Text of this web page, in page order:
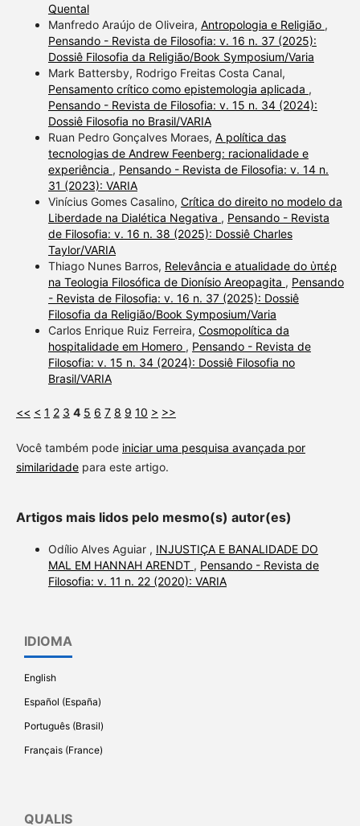
Quental
Manfredo Araújo de Oliveira, Antropologia e Religião ,
Pensando - Revista de Filosofia: v. 16 n. 37 (2025):
Dossiê Filosofia da Religião/Book Symposium/Varia
Mark Battersby, Rodrigo Freitas Costa Canal,
Pensamento crítico como epistemologia aplicada ,
Pensando - Revista de Filosofia: v. 15 n. 34 (2024):
Dossiê Filosofia no Brasil/VARIA
Ruan Pedro Gonçalves Moraes, A política das
tecnologias de Andrew Feenberg: racionalidade e
experiência , Pensando - Revista de Filosofia: v. 14 n.
31 (2023): VARIA
Vinícius Gomes Casalino, Crítica do direito no modelo da
Liberdade na Dialética Negativa , Pensando - Revista
de Filosofia: v. 16 n. 38 (2025): Dossiê Charles
Taylor/VARIA
Thiago Nunes Barros, Relevância e atualidade do ὑπέρ
na Teologia Filosófica de Dionísio Areopagita , Pensando
- Revista de Filosofia: v. 16 n. 37 (2025): Dossiê
Filosofia da Religião/Book Symposium/Varia
Carlos Enrique Ruiz Ferreira, Cosmopolítica da
hospitalidade em Homero , Pensando - Revista de
Filosofia: v. 15 n. 34 (2024): Dossiê Filosofia no
Brasil/VARIA
<< < 1 2 3 4 5 6 7 8 9 10 > >>
Você também pode iniciar uma pesquisa avançada por
similaridadepara este artigo.
Artigos mais lidos pelo mesmo(s) autor(es)
Odílio Alves Aguiar , INJUSTIÇA E BANALIDADE DO
MAL EM HANNAH ARENDT , Pensando - Revista de
Filosofia: v. 11 n. 22 (2020): VARIA
IDIOMA
English
Español (España)
Português (Brasil)
Français (France)
QUALIS